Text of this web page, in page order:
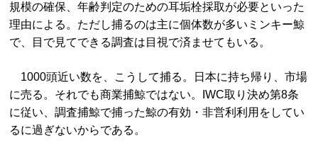
規模の確保、年齢判定のための耳垢栓採取が必要といった
理由による。ただし捕るのは主に個体数が多いミンキー鯨
で、目で見てできる調査は目視で済ませてもいる。
1000頭近い数を、こうして捕る。日本に持ち帰り、市場
に売る。それでも商業捕鯨ではない。IWC取り決め第8条
に従い、調査捕鯨で捕った鯨の有効・非営利利用をしてい
るに過ぎないからである。